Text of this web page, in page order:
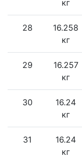
кг
28
16.258
кг
29
16.257
кг
30
16.24
кг
31
16.24
кг